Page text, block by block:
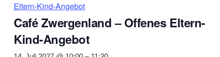
Eltern-Kind-Angebot
Café Zwergenland – Offenes Eltern-
Kind-Angebot